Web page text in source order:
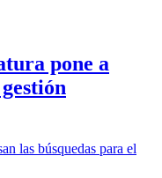
pone a